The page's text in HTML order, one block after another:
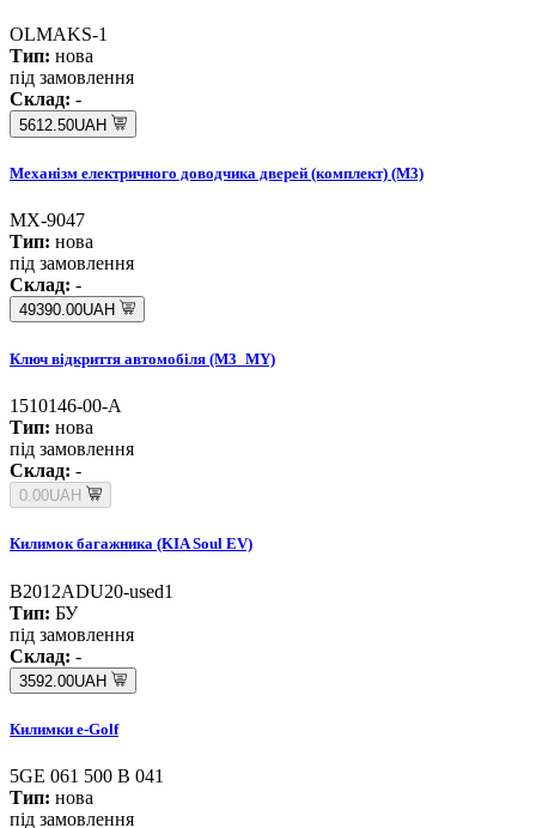
OLMAKS-1
Тип: нова
під замовлення
Склад: -
5612.50UAH
Механізм електричного доводчика дверей (комплект) (M3)
MX-9047
Тип: нова
під замовлення
Склад: -
49390.00UAH
Ключ відкриття автомобіля (M3_MY)
1510146-00-A
Тип: нова
під замовлення
Склад: -
0.00UAH
Килимок багажника (KIA Soul EV)
B2012ADU20-used1
Тип: БУ
під замовлення
Склад: -
3592.00UAH
Килимки e-Golf
5GE 061 500 B 041
Тип: нова
під замовлення